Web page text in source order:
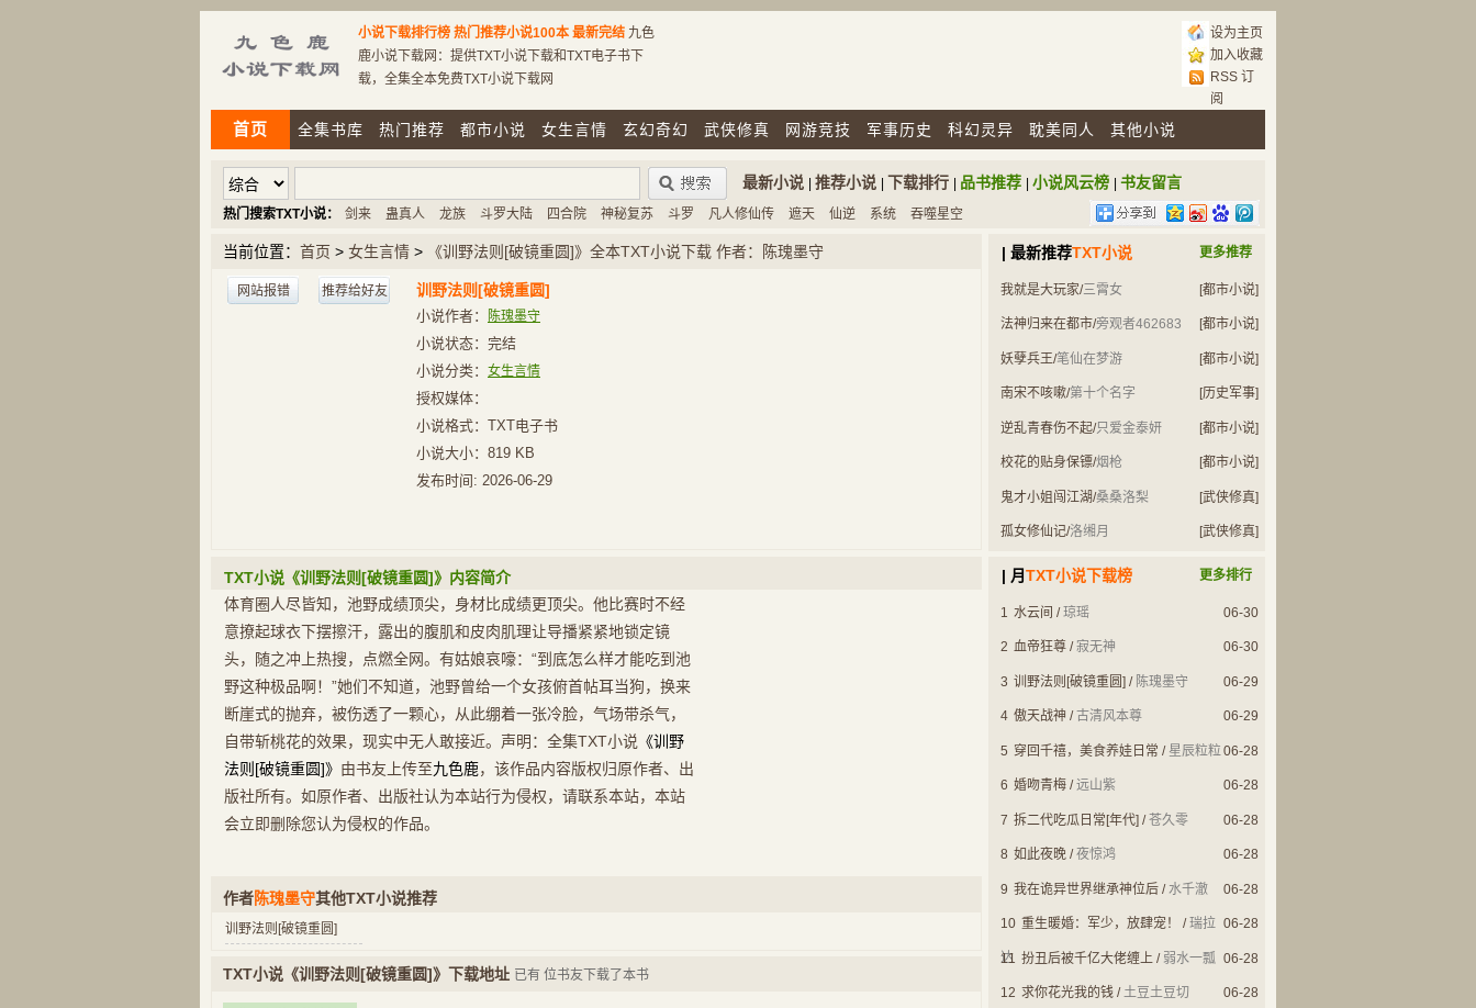
小说下载排行榜 热门推荐小说100本 最新完结 九色
鹿小说下载网：提供TXT小说下载和TXT电子书下
载，全集全本免费TXT小说下载网
设为主页
加入收藏
RSS 订
阅
首页 全集书库 热门推荐 都市小说 女生言情 玄幻奇幻 武侠修真 网游竞技 军事历史 科幻灵异 耽美同人 其他小说
最新小说 推荐小说 下载排行 品书推荐 小说风云榜 书友留言
热门搜索TXT小说： 剑来 蛊真人 龙族 斗罗大陆 四合院 神秘复苏 斗罗 凡人修仙传 遮天 仙逆 系统 吞噬星空
当前位置： 首页 > 女生言情 > 《训野法则[破镜重圆]》全本TXT小说下载 作者：陈瑰墨守
网站报错 推荐给好友 训野法则[破镜重圆]
小说作者： 陈瑰墨守
小说状态： 完结
小说分类： 女生言情
授权媒体：
小说格式：TXT电子书
小说大小： 819 KB
发布时间: 2026-06-29
更多推荐
| 最新推荐TXT小说
[都市小说]
我就是大玩家/三霄女
[都市小说]
法神归来在都市/旁观者462683
[都市小说]
妖孽兵王/笔仙在梦游
[历史军事]
南宋不咳嗽/第十个名字
[都市小说]
逆乱青春伤不起/只爱金泰妍
[都市小说]
校花的贴身保镖/烟枪
[武侠修真]
鬼才小姐闯江湖/桑桑洛梨
[武侠修真]
孤女修仙记/洛缃月
TXT小说《训野法则[破镜重圆]》内容简介
体育圈人尽皆知，池野成绩顶尖，身材比成绩更顶尖。他比赛时不经
意撩起球衣下摆擦汗，露出的腹肌和皮肉肌理让导播紧紧地锁定镜
头，随之冲上热搜，点燃全网。有姑娘哀嚎：“到底怎么样才能吃到池
野这种极品啊！”她们不知道，池野曾给一个女孩俯首帖耳当狗，换来
断崖式的抛弃，被伤透了一颗心，从此绷着一张冷脸，气场带杀气，
自带斩桃花的效果，现实中无人敢接近。声明：全集TXT小说 《训野
法则[破镜重圆]》 由书友上传至九色鹿，该作品内容版权归原作者、出
版社所有。如原作者、出版社认为本站行为侵权，请联系本站，本站
会立即删除您认为侵权的作品。
作者陈瑰墨守其他TXT小说推荐
训野法则[破镜重圆]
TXT小说《训野法则[破镜重圆]》下载地址 已有 位书友下载了本书
更多排行
| 月TXT小说下载榜
06-30
1 水云间 /琼瑶
06-30
2 血帝狂尊 /寂无神
06-29
3 训野法则[破镜重圆] / 陈瑰墨守
06-29
4 傲天战神 /古清风本尊
06-28
5 穿回千禧，美食养娃日常 / 星辰粒粒
06-28
6 婚吻青梅 /远山紫
06-28
7 拆二代吃瓜日常[年代] /苍久零
06-28
8 如此夜晚 /夜惊鸿
06-28
9 我在诡异世界继承神位后 / 水千澈
06-28
10 重生暖婚：军少，放肆宠！ /瑞拉
达 06-28
11 扮丑后被千亿大佬缠上 / 弱水一瓢
06-28
12 求你花光我的钱 /土豆土豆切